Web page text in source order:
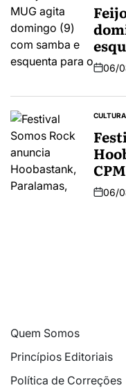
06/
CULTURA
06/
Quem Somos
Princípios Editoriais
Política de Correções